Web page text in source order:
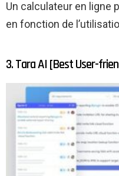
Un calculateur en ligne
en fonction de
3. Tara AI [Best User-